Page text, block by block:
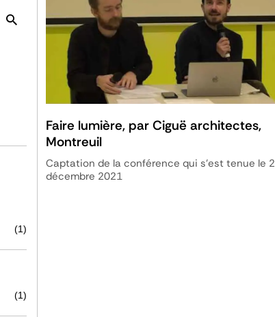
(1)
(1)
Faire lumière, par Ciguë architectes,
Montreuil
Captation de la conférence qui s'est tenue le 2
décembre 2021